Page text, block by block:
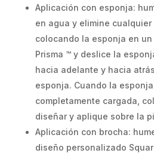
Aplicación con esponja:
en agua y elimine cualquier
colocando la esponja en
Prisma ™ y deslice la
hacia adelante y hacia
esponja. Cuando la
completamente cargada,
diseñar y aplique sobre la
Aplicación con brocha:
diseño personalizado